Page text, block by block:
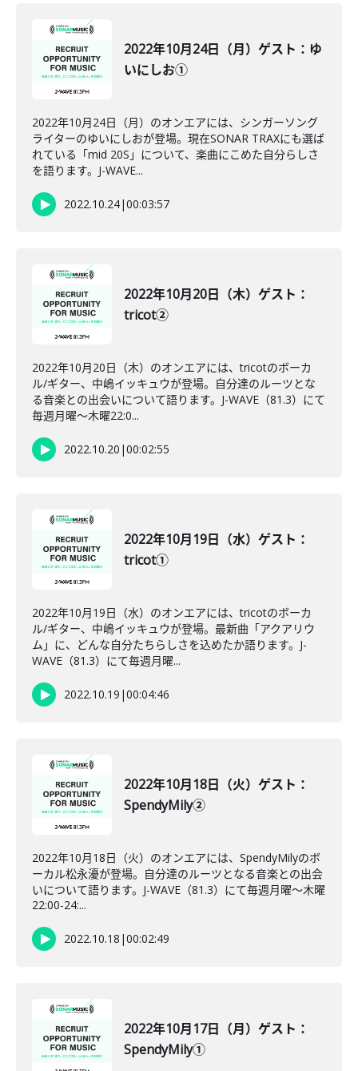
2022年10月24日（月）ゲスト：ゆ
いにしお①
2022年10月24日（月）のオンエアには、シンガーソング
ライターのゆいにしおが登場。現在SONAR TRAXにも選ば
れている「mid 20S」について、楽曲にこめた自分らしさ
を語ります。J-WAVE...
2022.10.24|00:03:57
2022年10月20日（木）ゲスト：
tricot②
2022年10月20日（木）のオンエアには、tricotのボーカ
ル/ギター、中嶋イッキュウが登場。自分達のルーツとな
る音楽との出会いについて語ります。J-WAVE（81.3）にて
毎週月曜～木曜22:0...
2022.10.20 |00:02:55
2022年10月19日（水）ゲスト：
tricot①
2022年10月19日（水）のオンエアには、tricotのボーカ
ル/ギター、中嶋イッキュウが登場。最新曲「アクアリウ
ム」に、どんな自分たちらしさを込めたか語ります。J-
WAVE（81.3）にて毎週月曜...
2022.10.19 |00:04:46
2022年10月18日（火）ゲスト：
SpendyMily②
2022年10月18日（火）のオンエアには、SpendyMilyのボ
ーカル松永瀀が登場。自分達のルーツとなる音楽との出会
いについて語ります。J-WAVE（81.3）にて毎週月曜～木曜
22:00-24:...
2022.10.18 |00:02:49
2022年10月17日（月）ゲスト：
SpendyMily①